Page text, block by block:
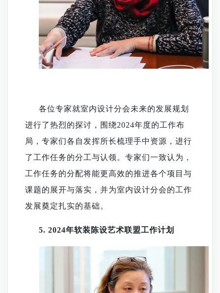
各位专家就室内设计分会未来的发展规划
进行了热烈的探讨 ， 围绕2024年度的工作布
局，专家们各自发挥所长梳理手中资源，进行
了工作任务的分工与认领。专家们一致认为，
工作任务的分配将能更高效的推进各个项目 与
课题的展开与落实，并为室内设计分会的工作
发展奠定扎实的基础。
5. 2024年软装陈设艺术联盟工作计划